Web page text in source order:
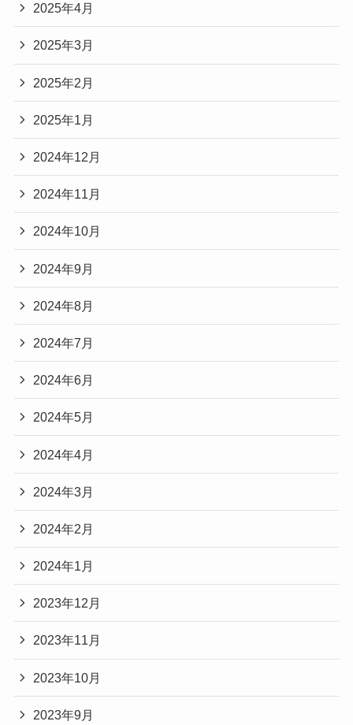
2025年4月
2025年3月
2025年2月
2025年1月
2024年12月
2024年11月
2024年10月
2024年9月
2024年8月
2024年7月
2024年6月
2024年5月
2024年4月
2024年3月
2024年2月
2024年1月
2023年12月
2023年11月
2023年10月
2023年9月